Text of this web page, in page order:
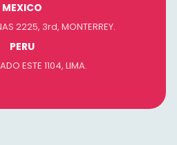
MEXICO
2225, 3rd, MONTERREY.
PERU
ESTE 1104, LIMA.